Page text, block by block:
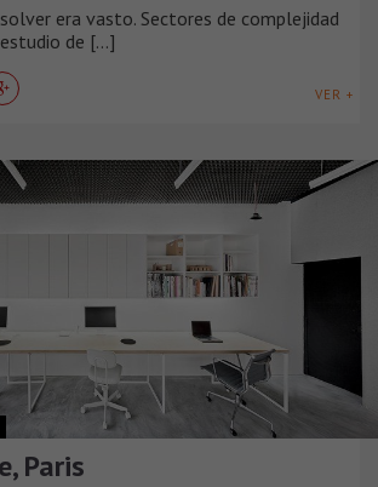
era vasto. Sectores de complejidad
de [...]
VER +
Paris